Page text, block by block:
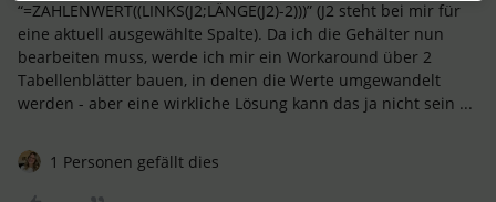
“=ZAHLENWERT((LINKS(J2;LÄNGE(J2)-2)))” (J2 steht bei mir für
eine aktuell ausgewählte Spalte). Da ich die Gehälter nun
bearbeiten muss, werde ich mir ein Workaround über 2
Tabellenblätter bauen, in denen die Werte umgewandelt
werden - aber eine wirkliche Lösung kann das ja nicht sein ...
1 Personen gefällt dies